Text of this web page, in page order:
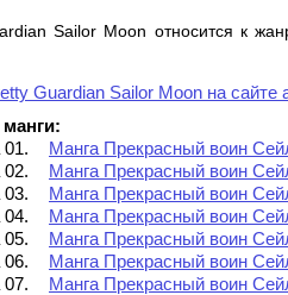
Sailor Moon относится к
Guardian Sailor Moon на сайте
Манга Прекрасный воин
Манга Прекрасный воин
Манга Прекрасный воин
Манга Прекрасный воин
Манга Прекрасный воин
Манга Прекрасный воин
Манга Прекрасный воин